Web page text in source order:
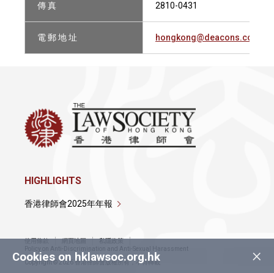
傳 真 2810-0431
電 郵 地 址 hongkong@deacons.com
×
Cookies on hklawsoc.org.hk
HIGHLIGHTS
香港律師會2025年年報
使用條款 網頁地圖
私隱政策
Policy on Anti-Discrimination and Anti-Sexual Harassment
Copyright © 2026 香港律師會版權所有，不得轉載